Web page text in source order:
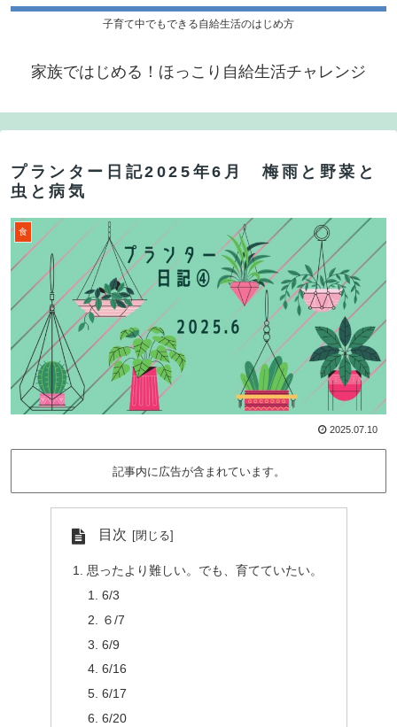
子育て中でもできる自給生活のはじめ方
家族ではじめる！ほっこり自給生活チャレンジ
プランター日記2025年6月 梅雨と野菜と
虫と病気
食
2025.07.10
記事内に広告が含まれています。
目次
思ったより難しい。でも、育てていたい。
6/3
６/7
6/9
6/16
6/17
6/20